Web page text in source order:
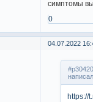
симптомы
0
04.07.2022
https://